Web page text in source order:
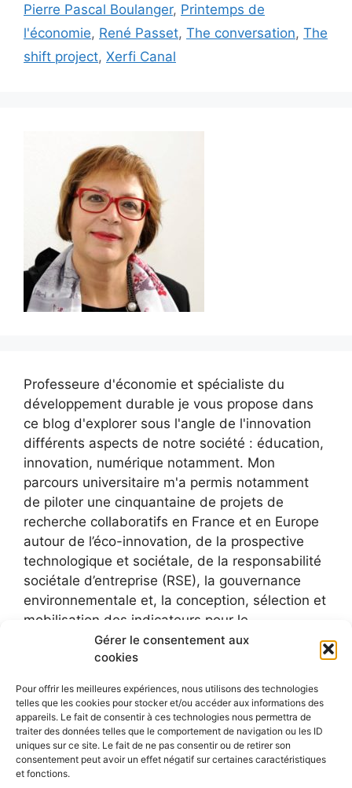
Gérer le consentement aux
cookies
Pour offrir les meilleures expériences, nous utilisons des technologies
telles que les cookies pour stocker et/ou accéder aux informations des
appareils. Le fait de consentir à ces technologies nous permettra de
traiter des données telles que le comportement de navigation ou les ID
uniques sur ce site. Le fait de ne pas consentir ou de retirer son
consentement peut avoir un effet négatif sur certaines caractéristiques
et fonctions.
Pierre Pascal Boulanger, Printemps de
l'économie, René Passet, The conversation, The
shift project, Xerfi Canal
Professeure d'économie et spécialiste du
développement durable je vous propose dans
ce blog d'explorer sous l'angle de l'innovation
différents aspects de notre société : éducation,
innovation, numérique notamment. Mon
parcours universitaire m'a permis notamment
de piloter une cinquantaine de projets de
recherche collaboratifs en France et en Europe
autour de l’éco-innovation, de la prospective
technologique et sociétale, de la responsabilité
sociétale d’entreprise (RSE), la gouvernance
environnementale et, la conception, sélection et
mobilisation des indicateurs pour le
développement durable.